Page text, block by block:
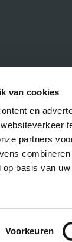
van cookies
en
partners
basis van
Voorkeuren